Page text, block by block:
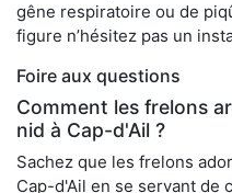
gêne respiratoire ou de
figure n’hésitez pas un
Foire aux questions
Comment les frelons
nid à Cap-d'Ail ?
Sachez que les frelons
Cap-d'Ail en se servant de